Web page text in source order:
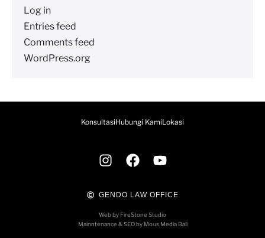
Log in
Entries feed
Comments feed
WordPress.org
KonsultasiHubungi KamiLokasi
GENDO LAW OFFICE
Web by FireStone Studio
Mainntenance & SEO by Mous Media Bali